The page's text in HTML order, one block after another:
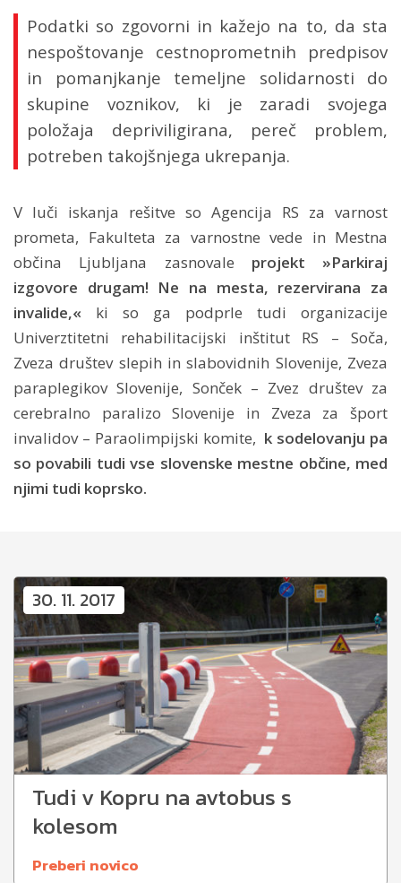
Podatki so zgovorni in kažejo na to, da sta
nespoštovanje cestnoprometnih predpisov
in pomanjkanje temeljne solidarnosti do
skupine voznikov, ki je zaradi svojega
položaja depriviligirana, pereč problem,
potreben takojšnjega ukrepanja.
V luči iskanja rešitve so Agencija RS za varnost
prometa, Fakulteta za varnostne vede in Mestna
občina Ljubljana zasnovale projekt »Parkiraj
izgovore drugam! Ne na mesta, rezervirana za
invalide,« ki so ga podprle tudi organizacije
Univerztitetni rehabilitacijski inštitut RS – Soča,
Zveza društev slepih in slabovidnih Slovenije, Zveza
paraplegikov Slovenije, Sonček – Zvez društev za
cerebralno paralizo Slovenije in Zveza za šport
invalidov – Paraolimpijski komite, k sodelovanju pa
so povabili tudi vse slovenske mestne občine, med
njimi tudi koprsko.
30. 11. 2017
Tudi v Kopru na avtobus s
kolesom
Preberi novico